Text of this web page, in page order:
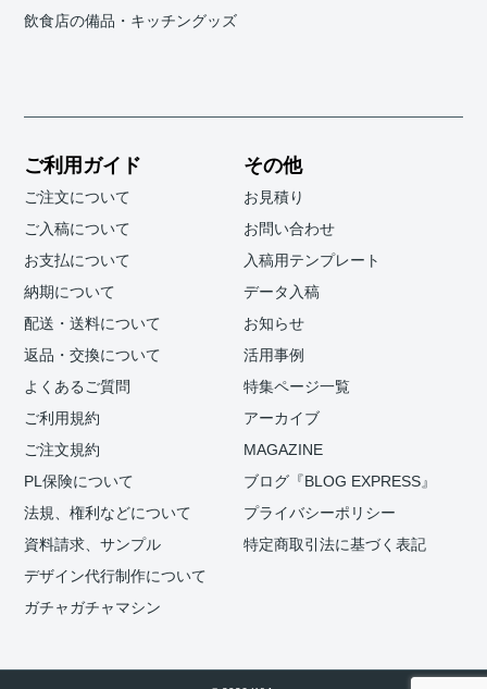
飲食店の備品・キッチングッズ
ご利用ガイド
ご注文について
ご入稿について
お支払について
納期について
配送・送料について
返品・交換について
よくあるご質問
ご利用規約
ご注文規約
PL保険について
法規、権利などについて
資料請求、サンプル
デザイン代行制作について
ガチャガチャマシン
その他
お見積り
お問い合わせ
入稿用テンプレート
データ入稿
お知らせ
活用事例
特集ページ一覧
アーカイブ
MAGAZINE
ブログ『BLOG EXPRESS』
プライバシーポリシー
特定商取引法に基づく表記